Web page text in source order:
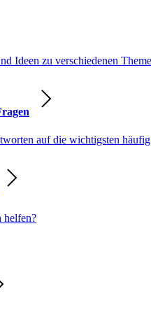
Ideen zu verschiedenen
auf die wichtigsten häufig
helfen?